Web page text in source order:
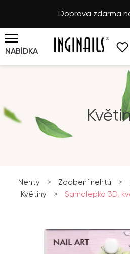
Doprava zdarma
NABÍDKA
Nehty > Zdobení nehtů >
Květiny
> Samolepka 3D,